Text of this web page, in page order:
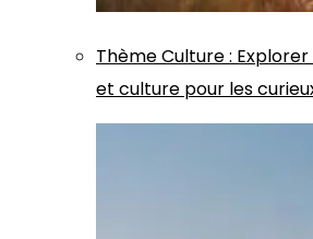
ThèmeCulture: Explorer
et culture pour les